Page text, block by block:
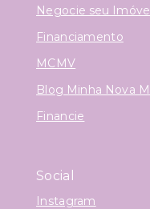
Negocie seu
Financiamento
MCMV
Blog Minha Nova
Financie
Social
Instagram